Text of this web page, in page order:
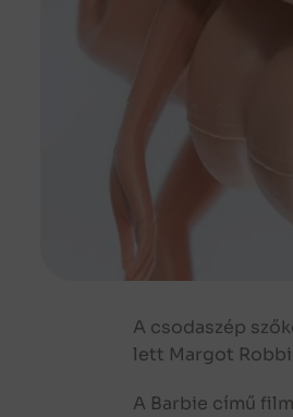
A csodaszép
lett Margot
A Barbie című